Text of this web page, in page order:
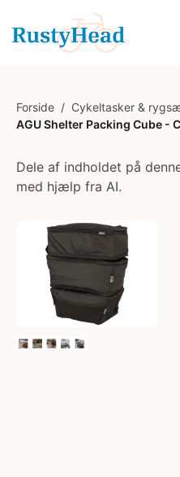
Forside / Cykeltasker &
AGU Shelter Packing Cube -
Dele af indholdet på
med hjælp fra AI.